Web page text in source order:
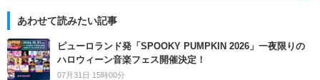
あわせて読みたい記事
ピューロランド発「SPOOKY PUMPKIN 2026」一夜限りの
ハロウィーン音楽フェス開催決定！
07月31日 15時00分